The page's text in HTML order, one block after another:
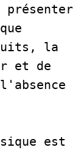
présenter
la
et de
est